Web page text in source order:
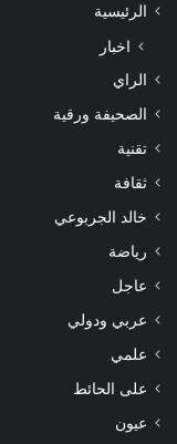
الرئيسية
اخبار
الراي
الصحيفة ورقية
تقنية
ثقافة
خالد الجربوعي
رياضة
عاجل
عربي ودولي
علمي
على الحائط
عيون